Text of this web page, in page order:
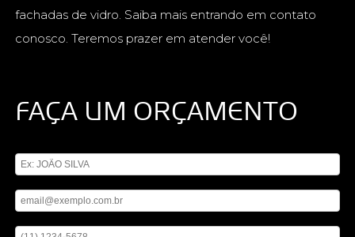
fachadas de vidro. Saiba mais entrando em contato
conosco. Teremos prazer em atender você!
FAÇA UM ORÇAMENTO